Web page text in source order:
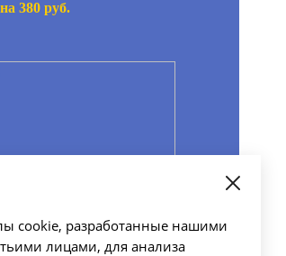
380 руб.
750 руб.
cookie, разработанные нашими
лицами, для анализа